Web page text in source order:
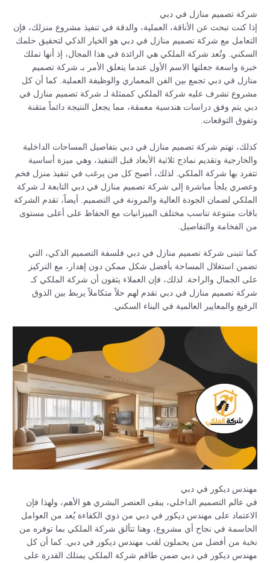
شركة تصميم منازل في دبي
إذا كنت تبحث عن الأناقة، العملية، والدقة في تنفيذ مشروع منزلك، فإن
التعامل مع شركة تصميم منازل في دبي هو الخيار الذكي لتحقيق حلمك
السكني. وتُعد شركة الملكي هي الرائدة في هذا المجال، إذ أنها تملك
خبرة واسعة جعلتها الاسم الأول عندما يتعلق الأمر بـ شركة تصميم
منازل في دبي تجمع بين الفن المعماري والوظيفة العملية. كما أن كل
مشروع تشرف عليه شركة الملكي كممثلة لـ شركة تصميم منازل في
دبي يتم وفق دراسات هندسية معمقة، مما يجعل النتيجة دائماً متقنة
وتفوق التوقعات.
كذلك، تهتم شركة تصميم منازل في دبي بتفاصيل المساحات الداخلية
والخارجية وتقديم نماذج ثلاثية الأبعاد قبل التنفيذ، وهي ميزة أساسية
تتفرد بها شركة الملكي. لذلك، أصبح كل من يرغب في تنفيذ منزل فخم
وعصري يلجأ مباشرة إلى شركة تصميم منازل في دبي التابعة لـ شركة
الملكي لضمان الجودة العالية والمرونة في التصميم. أيضاً، تقدم الشركة
باقات متنوعة تناسب مختلف الميزانيات مع الحفاظ على أعلى مستوى
من الفخامة والتفاصيل.
كما تتبنى شركة تصميم منازل في دبي فلسفة التصميم الذكي، التي
تضمن استغلال المساحة بأفضل شكل ممكن دون إهدار، مع التركيز
على الجمال والراحة. لذلك، فإن العملاء يثقون أن شركة الملكي كـ
شركة تصميم منازل في دبي تقدم لهم حلاً متكاملاً يربط بين الذوق
الرفيع والمعايير العالمية في البناء السكني.
مهندس ديكور في دبي
في عالم التصميم الداخلي، يبقى العنصر البشري هو الأهم، ولهذا فإن
الاعتماد على مهندس ديكور في دبي من ذوي الكفاءة يُعد من العوامل
الحاسمة في نجاح أي مشروع، وهنا تتألق شركة الملكي بما توفره من
نخبة من أفضل من يحملون لقب مهندس ديكور في دبي. كما أن كل
مهندس ديكور في دبي ضمن طاقم شركة الملكي يمتلك القدرة على